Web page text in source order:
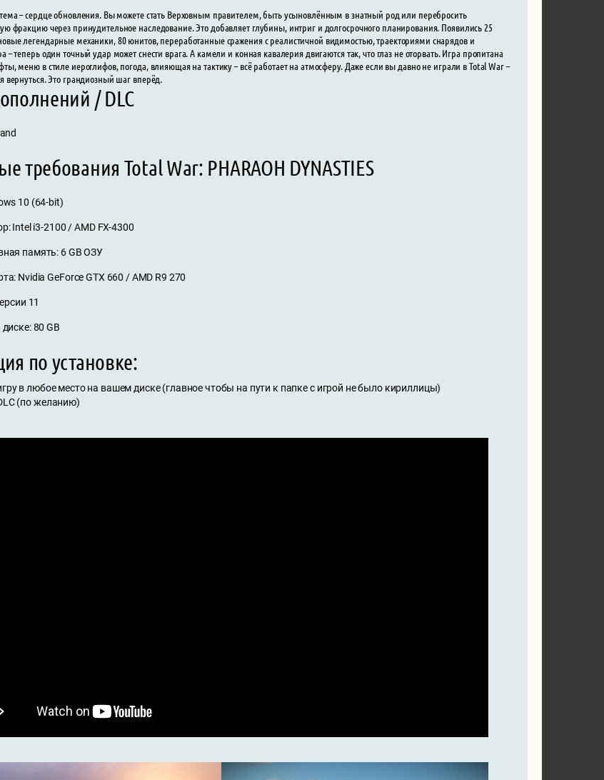
– сердце обновления. Вы можете стать Верховным правителем, быть усыновлённым в знатный род или перебросить
фракцию через принудительное наследование. Это добавляет глубины, интриг и долгосрочного планирования. Появились 25
легендарные механики, 80 юнитов, переработанные сражения с реалистичной видимостью, траекториями снарядов и
– теперь один точный удар может снести врага. А камели и конная кавалерия двигаются так, что глаз не оторвать. Игра пропитана
меню в стиле иероглифов, погода, влияющая на тактику – всё работает на атмосферу. Даже если вы давно не играли в Total War –
вернуться. Это грандиозный шаг вперёд.
/ DLC
требования Total War: PHARAOH DYNASTIES
10 (64-bit)
Intel i3-2100 / AMD FX-4300
память: 6 GB ОЗУ
Nvidia GeForce GTX 660 / AMD R9 270
11
80 GB
по установке:
в любое место на вашем диске (главное чтобы на пути к папке с игрой не было кириллицы)
(по желанию)